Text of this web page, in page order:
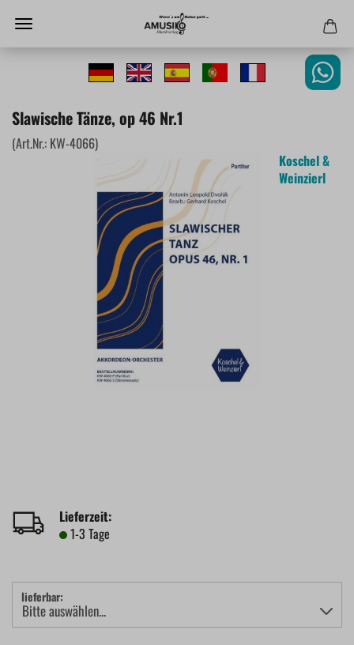
Slawische Tänze, op 46 Nr.1
(Art.Nr.: KW-4066)
Koschel &
Weinzierl
Lieferzeit:
1-3 Tage
lieferbar: